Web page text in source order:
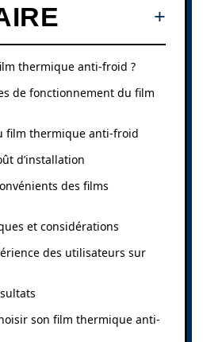
thermique anti-froid ?
de fonctionnement du film
film thermique anti-froid
d’installation
des films
et considérations
des utilisateurs sur
son film thermique anti-